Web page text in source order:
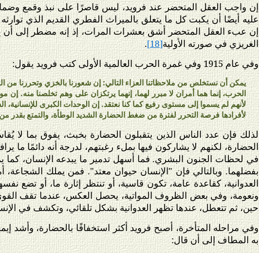
إن واجب العقل المتحضر عند فرويد، ليس قاصرًا على نبذ وقمع
عليه أيضًا أن يكبت كل ما يتعلق بالميراث الفطري القديم الذي
إن عبء العقل المتحضر أشق بعشرات المرات، إذ إنه مضطر إلى أن
الغريزي في صورته الأولية[18]
.
وفي عام 1915 وفي غمرة الحرب العالمية الأولى كتب فرويد يقول:
يمكن أن نستخلص من ملاحظاتنا العزاء التالي: إن شعورنا بالخزي وتحررنا من
الحرب، إنما هما أمران لا مبرر لهما، إنهما يرتكزان على وهم تخلصنا منه.
لأنهم لم يسموا إلى مستوى رفيع كما كنا نعتقد. إن الوحدات الكبرى
لأفرادها فرصة التحرر لفترة من ضغط الحضارة الشديد الوطأة، والتمتع بقدر من
لذلك فإن عدد الناس الذين يتقبلون الحضارة بخبث، يفوق بما لا
الحضارة، لكنهم لا يشاركون فيها بملء رغبتهم، لدرجة أنه دائمًا
في لحظات الجنون البشري. فما أسهل تدمير ما يبدعه الإنسان، كما
بفضلهما. وبالتالي فإن "الإنسان حيوان معتد". فمن يملك الشجاعة،
العدوانية، كقاعدة عامة، تكون قاسية، أو تنتظر إثارة ما، أو تضع
ونعومة، وفي بعض الظروف المواتية، يحصل العكس، عندما تقف القوى
حين، ثم تتعطل، عندها تظهر العدوانية بشكل تلقائي، وتكشف في
وفي مراحله المتأخرة، أصبح فرويد أكثر استخفافًا بالحضارة، وأشد
به المطاف إلى أن قال: